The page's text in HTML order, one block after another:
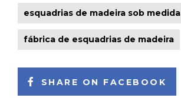
esquadrias de madeira sob medida
fábrica de esquadrias de madeira
SHARE ON FACEBOOK